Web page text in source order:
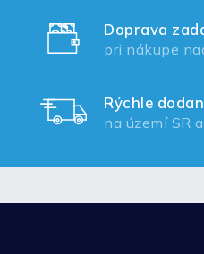
Doprava
pri nákupe
Rýchle
na území SR